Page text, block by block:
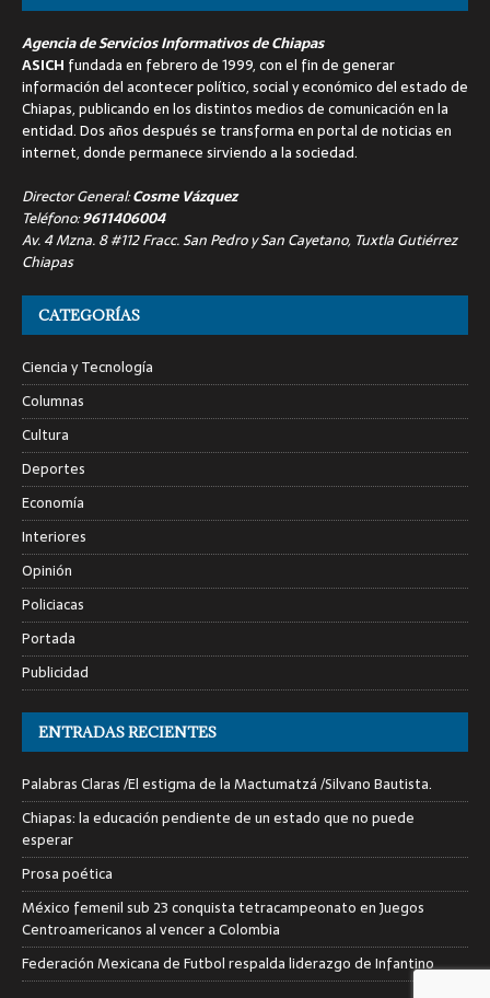
Agencia de Servicios Informativos de Chiapas
ASICH fundada en febrero de 1999, con el fin de generar
información del acontecer político, social y económico del estado de
Chiapas, publicando en los distintos medios de comunicación en la
entidad. Dos años después se transforma en portal de noticias en
internet, donde permanece sirviendo a la sociedad.
Director General:Cosme Vázquez
Teléfono:9611406004
Av. 4 Mzna. 8 #112 Fracc. San Pedro y San Cayetano, Tuxtla Gutiérrez
Chiapas
CATEGORÍAS
Ciencia y Tecnología
Columnas
Cultura
Deportes
Economía
Interiores
Opinión
Policiacas
Portada
Publicidad
ENTRADAS RECIENTES
Palabras Claras /El estigma de la Mactumatzá /Silvano Bautista.
Chiapas: la educación pendiente de un estado que no puede
esperar
Prosa poética
México femenil sub 23 conquista tetracampeonato en Juegos
Centroamericanos al vencer a Colombia
Federación Mexicana de Futbol respalda liderazgo de Infantino